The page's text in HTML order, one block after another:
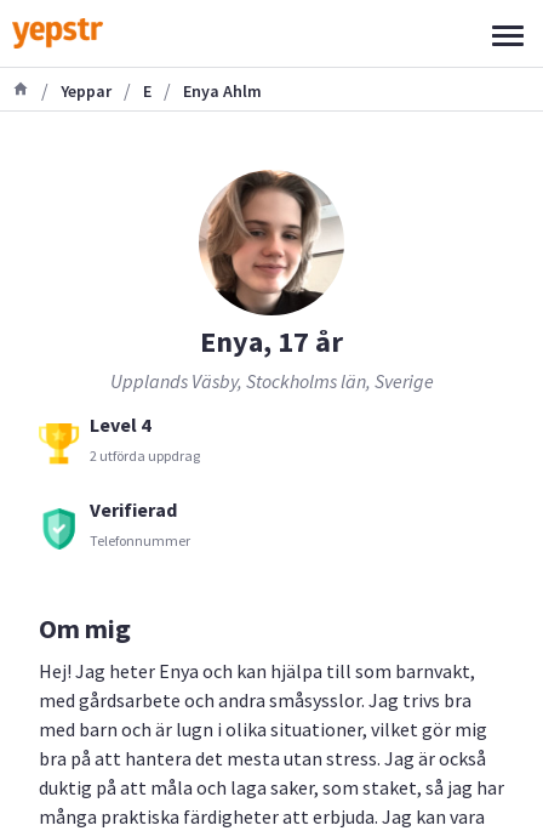
/ Yeppar / E / Enya Ahlm
Enya, 17 år
Upplands Väsby, Stockholms län, Sverige
Level 4
2 utförda uppdrag
Verifierad
Telefonnummer
Om mig
Hej! Jag heter Enya och kan hjälpa till som barnvakt,
med gårdsarbete och andra småsysslor. Jag trivs bra
med barn och är lugn i olika situationer, vilket gör mig
bra på att hantera det mesta utan stress. Jag är också
duktig på att måla och laga saker, som staket, så jag har
många praktiska färdigheter att erbjuda. Jag kan vara